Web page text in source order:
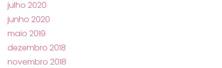
julho 2020
junho 2020
maio 2019
dezembro 2018
novembro 2018